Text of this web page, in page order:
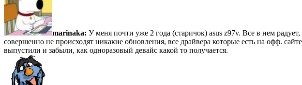
marinaka: У меня почти уже 2 года (старичок) asus z97v. Все в нем
совершенно не происходят никакие обновления, все драйвера которые есть на офф.
выпустили и забыли, как одноразовый девайс какой то получается.